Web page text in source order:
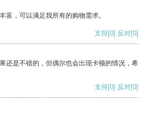
富，可以满足我所有的购物需求。
支持[0] 反对[0]
还是不错的，但偶尔也会出现卡顿的情况，希
支持[0] 反对[0]